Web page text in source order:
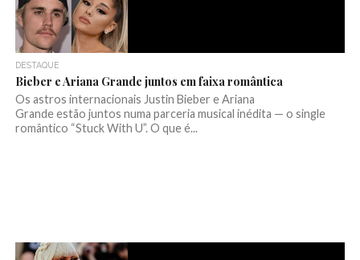
DESTAQUE
Bieber e Ariana Grande juntos em faixa romântica
Os astros internacionais Justin Bieber e Ariana
Grande estão juntos numa parceria musical inédita — o single
romântico “Stuck With U”. O que é...